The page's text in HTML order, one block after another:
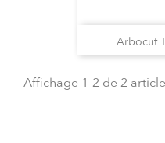
Arbocut
Affichage 1-2 de 2